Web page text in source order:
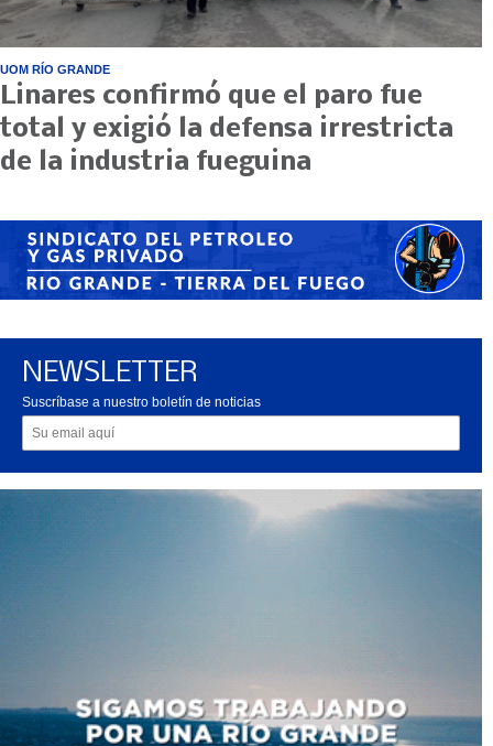
UOM RÍO GRANDE
Linares confirmó que el paro fue
total y exigió la defensa irrestricta
de la industria fueguina
NEWSLETTER
Suscríbase a nuestro boletín de noticias